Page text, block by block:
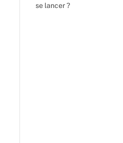
se lancer ?